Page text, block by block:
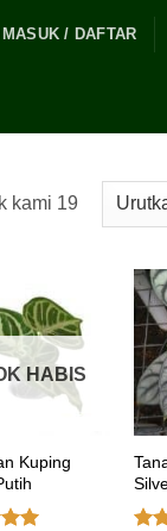
MASUK / DAFTAR
kami 19
HABIS
Kuping